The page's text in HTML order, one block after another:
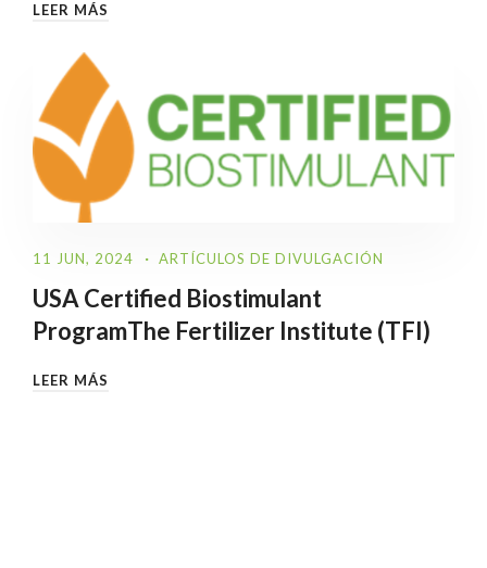
LEER MÁS
11 JUN, 2024 ARTÍCULOS DE DIVULGACIÓN
USA Certified Biostimulant
ProgramThe Fertilizer Institute (TFI)
LEER MÁS